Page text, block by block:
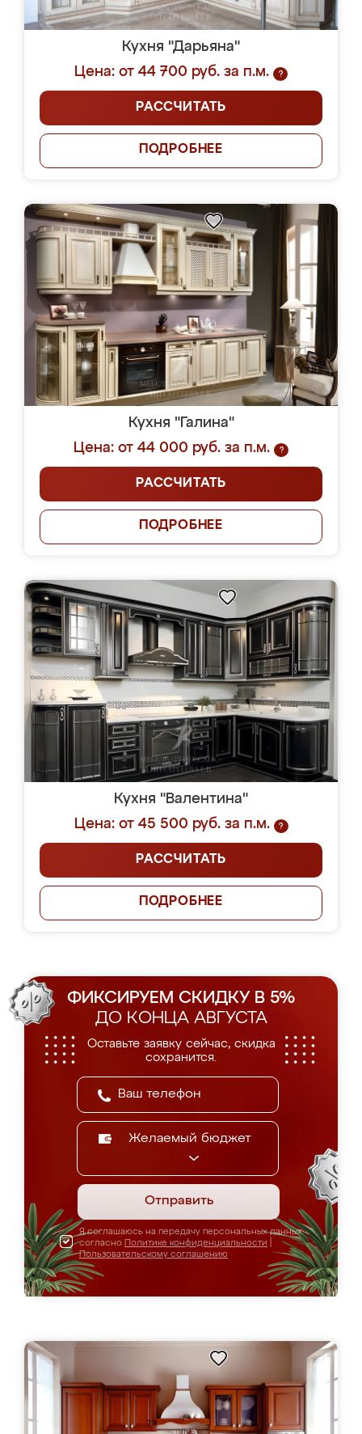
Кухня "Дарьяна"
Цена: от 44 700 руб. за п.м.
?
РАССЧИТАТЬ
ПОДРОБНЕЕ
Кухня "Галина"
Цена: от 44 000 руб. за п.м.
?
РАССЧИТАТЬ
ПОДРОБНЕЕ
Кухня "Валентина"
Цена: от 45 500 руб. за п.м.
?
РАССЧИТАТЬ
ПОДРОБНЕЕ
ФИКСИРУЕМ СКИДКУ В 5%
ДО КОНЦА АВГУСТА
Оставьте заявку сейчас, скидка
сохранится.
Желаемый бюджет
Отправить
Я соглашаюсь на передачу персональных данных
согласно Политике конфиденциальности
Пользовательскому соглашению